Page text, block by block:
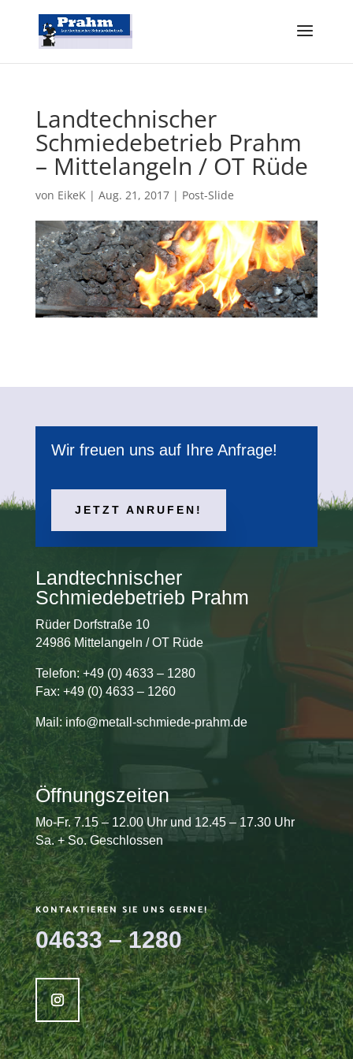
Landtechnischer
Schmiedebetrieb Prahm
– Mittelangeln / OT Rüde
von EikeK| Aug. 21, 2017| Post-Slide
Wir freuen uns auf Ihre Anfrage!
JETZT ANRUFEN!
Landtechnischer
Schmiedebetrieb Prahm
Rüder Dorfstraße 10
24986 Mittelangeln / OT Rüde
Telefon: +49 (0) 4633 – 1280
Fax: +49 (0) 4633 – 1260
Mail: info@metall-schmiede-prahm.de
Öffnungszeiten
Mo-Fr. 7.15 – 12.00 Uhr und 12.45 – 17.30 Uhr
Sa. + So. Geschlossen
KONTAKTIEREN SIE UNS GERNE!
04633 – 1280